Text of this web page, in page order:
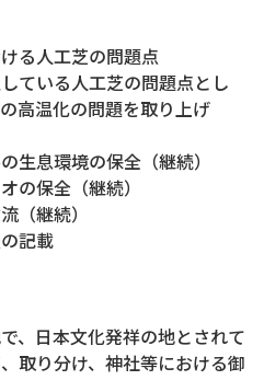
る人工芝の問題点
ている人工芝の問題点とし
高温化の問題を取り上げ
生息環境の保全（継続）
の保全（継続）
（継続）
記載
、日本文化発祥の地とされて
取り分け、神社等における御